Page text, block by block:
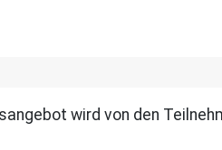
wird von den